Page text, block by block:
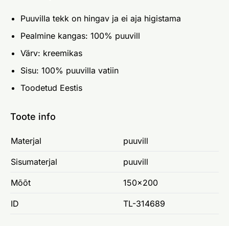
Puuvilla tekk on hingav ja ei aja higistama
Pealmine kangas: 100% puuvill
Värv: kreemikas
Sisu: 100% puuvilla vatiin
Toodetud Eestis
Toote info
Materjal puuvill
Sisumaterjal puuvill
Mõõt 150x200
ID TL-314689